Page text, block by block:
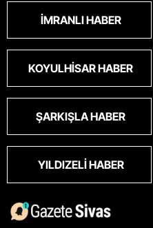
İMRANLI HABER
KOYULHISAR HABER
ŞARKIŞLA HABER
YILDIZELI HABER